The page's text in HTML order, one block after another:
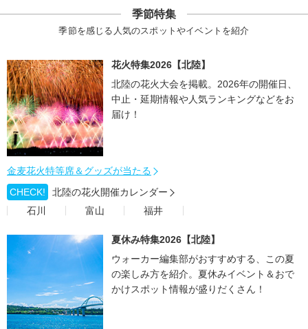
季節特集
季節を感じる人気のスポットやイベントを紹介
花火特集2026【北陸】
北陸の花火大会を掲載。2026年の開催日、
中止・延期情報や人気ランキングなどをお
届け！
金麦花火特等席＆グッズが当たる
CHECK!
北陸の花火開催カレンダー
石川
富山 福井
夏休み特集2026【北陸】
ウォーカー編集部がおすすめする、この夏
の楽しみ方を紹介。夏休みイベント＆おで
かけスポット情報が盛りだくさん！